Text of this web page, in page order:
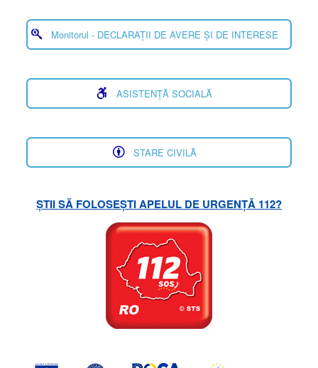
Monitorul - DECLARAȚII DE AVERE ȘI DE INTERESE
ASISTENȚĂ SOCIALĂ
STARE CIVILĂ
ȘTII SĂ FOLOSEȘTI APELUL DE URGENȚĂ 112?